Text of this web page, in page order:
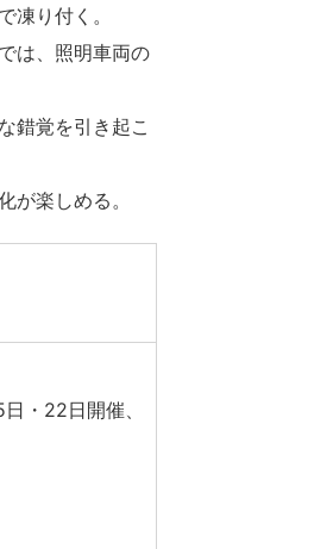
凍り付く。
は、照明車両の
錯覚を引き起こ
が楽しめる。
・22日開催、